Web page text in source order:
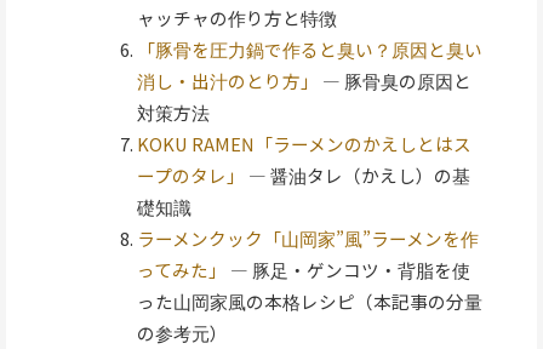
ャッチャの作り方と特徴
「豚骨を圧力鍋で作ると臭い？原因と臭い
消し・出汁のとり方」
— 豚骨臭の原因と
対策方法
KOKU RAMEN「ラーメンのかえしとはス
ープのタレ」
— 醤油タレ（かえし）の基
礎知識
ラーメンクック「山岡家”風”ラーメンを作
ってみた」
— 豚足・ゲンコツ・背脂を使
った山岡家風の本格レシピ（本記事の分量
の参考元）